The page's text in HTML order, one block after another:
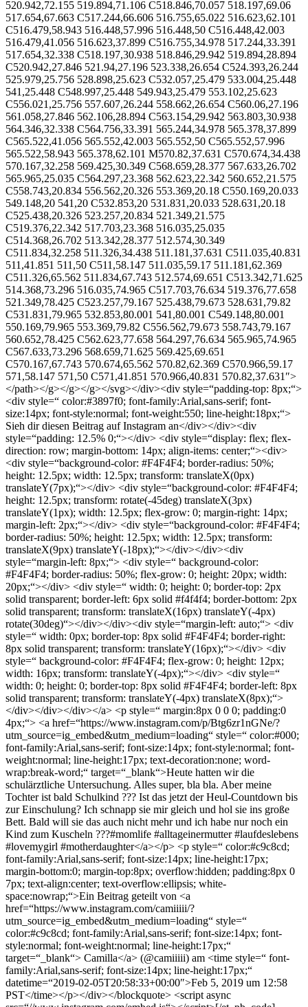
520.942,72.155 519.894,71.106 C518.846,70.057 518.197,69.06
517.654,67.663 C517.244,66.606 516.755,65.022 516.623,62.101
C516.479,58.943 516.448,57.996 516.448,50 C516.448,42.003
516.479,41.056 516.623,37.899 C516.755,34.978 517.244,33.391
517.654,32.338 C518.197,30.938 518.846,29.942 519.894,28.894
C520.942,27.846 521.94,27.196 523.338,26.654 C524.393,26.244
525.979,25.756 528.898,25.623 C532.057,25.479 533.004,25.448
541,25.448 C548.997,25.448 549.943,25.479 553.102,25.623
C556.021,25.756 557.607,26.244 558.662,26.654 C560.06,27.196
561.058,27.846 562.106,28.894 C563.154,29.942 563.803,30.938
564.346,32.338 C564.756,33.391 565.244,34.978 565.378,37.899
C565.522,41.056 565.552,42.003 565.552,50 C565.552,57.996
565.522,58.943 565.378,62.101 M570.82,37.631 C570.674,34.438
570.167,32.258 569.425,30.349 C568.659,28.377 567.633,26.702
565.965,25.035 C564.297,23.368 562.623,22.342 560.652,21.575
C558.743,20.834 556.562,20.326 553.369,20.18 C550.169,20.033
549.148,20 541,20 C532.853,20 531.831,20.033 528.631,20.18
C525.438,20.326 523.257,20.834 521.349,21.575
C519.376,22.342 517.703,23.368 516.035,25.035
C514.368,26.702 513.342,28.377 512.574,30.349
C511.834,32.258 511.326,34.438 511.181,37.631 C511.035,40.831
511,41.851 511,50 C511,58.147 511.035,59.17 511.181,62.369
C511.326,65.562 511.834,67.743 512.574,69.651 C513.342,71.625
514.368,73.296 516.035,74.965 C517.703,76.634 519.376,77.658
521.349,78.425 C523.257,79.167 525.438,79.673 528.631,79.82
C531.831,79.965 532.853,80.001 541,80.001 C549.148,80.001
550.169,79.965 553.369,79.82 C556.562,79.673 558.743,79.167
560.652,78.425 C562.623,77.658 564.297,76.634 565.965,74.965
C567.633,73.296 568.659,71.625 569.425,69.651
C570.167,67.743 570.674,65.562 570.82,62.369 C570.966,59.17
571,58.147 571,50 C571,41.851 570.966,40.831 570.82,37.631″>
</path></g></g></g></svg></div><div style=“padding-top: 8px;“>
<div style=“ color:#3897f0; font-family:Arial,sans-serif; font-
size:14px; font-style:normal; font-weight:550; line-height:18px;“>
Sieh dir diesen Beitrag auf Instagram an</div></div><div
style=“padding: 12.5% 0;“></div> <div style=“display: flex; flex-
direction: row; margin-bottom: 14px; align-items: center;“><div>
<div style=“background-color: #F4F4F4; border-radius: 50%;
height: 12.5px; width: 12.5px; transform: translateX(0px)
translateY(7px);“></div> <div style=“background-color: #F4F4F4;
height: 12.5px; transform: rotate(-45deg) translateX(3px)
translateY(1px); width: 12.5px; flex-grow: 0; margin-right: 14px;
margin-left: 2px;“></div> <div style=“background-color: #F4F4F4;
border-radius: 50%; height: 12.5px; width: 12.5px; transform:
translateX(9px) translateY(-18px);“></div></div><div
style=“margin-left: 8px;“> <div style=“ background-color:
#F4F4F4; border-radius: 50%; flex-grow: 0; height: 20px; width:
20px;“></div> <div style=“ width: 0; height: 0; border-top: 2px
solid transparent; border-left: 6px solid #f4f4f4; border-bottom: 2px
solid transparent; transform: translateX(16px) translateY(-4px)
rotate(30deg)“></div></div><div style=“margin-left: auto;“> <div
style=“ width: 0px; border-top: 8px solid #F4F4F4; border-right:
8px solid transparent; transform: translateY(16px);“></div> <div
style=“ background-color: #F4F4F4; flex-grow: 0; height: 12px;
width: 16px; transform: translateY(-4px);“></div> <div style=“
width: 0; height: 0; border-top: 8px solid #F4F4F4; border-left: 8px
solid transparent; transform: translateY(-4px) translateX(8px);“>
</div></div></div></a> <p style=“ margin:8px 0 0 0; padding:0
4px;“> <a href=“https://www.instagram.com/p/Btg6zr1nGNe/?
utm_source=ig_embed&utm_medium=loading“ style=“ color:#000;
font-family:Arial,sans-serif; font-size:14px; font-style:normal; font-
weight:normal; line-height:17px; text-decoration:none; word-
wrap:break-word;“ target=“_blank“>Heute hatten wir die
schulärztliche Untersuchung. Alles super, bla bla. Aber meine
Tochter ist bald Schulkind ??? Ist das jetzt der Heul-Countdown bis
zur Einschulung? Ich schnapp sie mir gleich und hol sie ins große
Bett. Bald will sie das auch nicht mehr und ich habe nur noch ein
Kind zum Kuscheln ???#momlife #alltageinermutter #laufdeslebens
#lovemygirl #motherdaughter</a></p> <p style=“ color:#c9c8cd;
font-family:Arial,sans-serif; font-size:14px; line-height:17px;
margin-bottom:0; margin-top:8px; overflow:hidden; padding:8px 0
7px; text-align:center; text-overflow:ellipsis; white-
space:nowrap;“>Ein Beitrag geteilt von <a
href=“https://www.instagram.com/camiiiii/?
utm_source=ig_embed&utm_medium=loading“ style=“
color:#c9c8cd; font-family:Arial,sans-serif; font-size:14px; font-
style:normal; font-weight:normal; line-height:17px;“
target=“_blank“> Camilla</a> (@camiiiii) am <time style=“ font-
family:Arial,sans-serif; font-size:14px; line-height:17px;“
datetime=“2019-02-05T20:58:33+00:00″>Feb 5, 2019 um 12:58
PST</time></p></div></blockquote> <script async